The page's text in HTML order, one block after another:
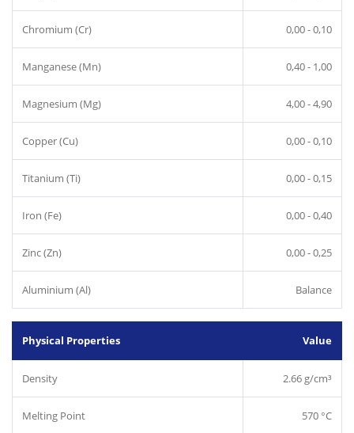
Chromium (Cr) 0,00 - 0,10
Manganese (Mn) 0,40 - 1,00
Magnesium (Mg) 4,00 - 4,90
Copper (Cu) 0,00 - 0,10
Titanium (Ti) 0,00 - 0,15
Iron (Fe) 0,00 - 0,40
Zinc (Zn) 0,00 - 0,25
Aluminium (Al) Balance
Physical Properties Value
Density 2.66 g/cm³
Melting Point 570 °C